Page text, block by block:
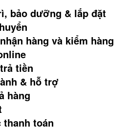
bảo dưỡng & lắp đặt
hàng và kiểm hàng
tiền
& hỗ trợ
hàng
thanh toán